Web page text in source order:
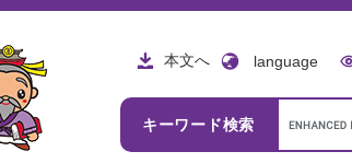
本文へ language
キーワード検索
カ
ス